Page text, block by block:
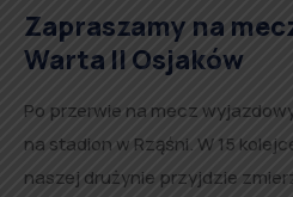
Zapraszamy na
Warta II Osjaków
Po przerwie na mecz
na stadion w Rząśni. W 15
naszej drużynie przyjdzie